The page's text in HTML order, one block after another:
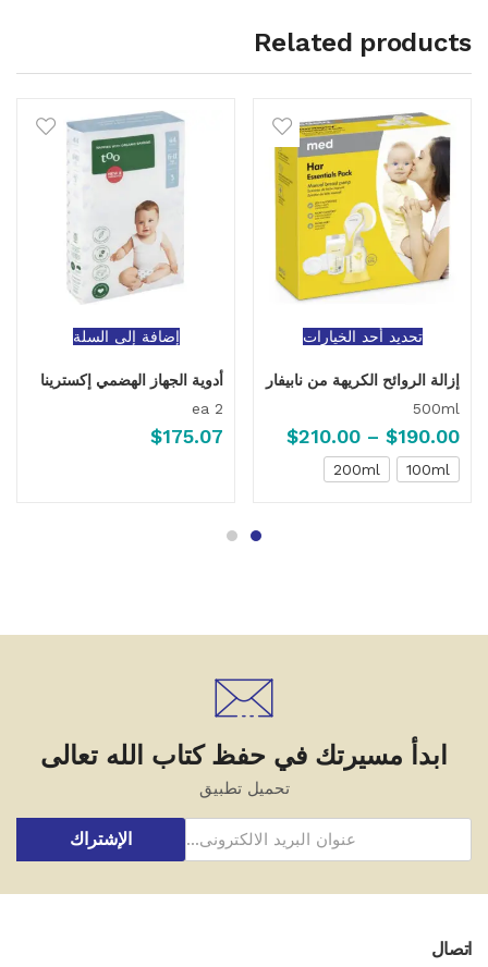
Related products
تحديد أحد الخيارات
إزالة الروائح الكريهة من نابيفار
500ml
$190.00
–
$210.00
100ml
200ml
إضافة إلى السلة
أدوية الجهاز الهضمي إكسترينا
2 ea
$175.07
ابدأ مسيرتك في حفظ كتاب الله تعالى
تحميل تطبيق
الإشتراك
اتصال